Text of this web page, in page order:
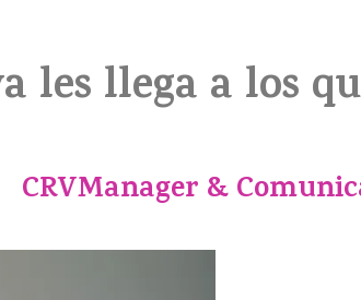
les llega a los
CRVManager &